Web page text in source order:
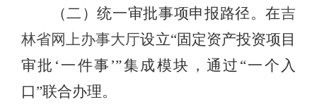
（二）统一审批事项申报路径。在吉
林省网上办事大厅设立“固定资产投资项目
审批 ‘ 一件事’”集成模块，通过 “一个入
口”联合办理。